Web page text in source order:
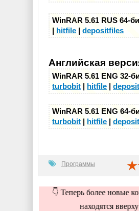
WinRAR 5.61 RUS 64-
| hitfile |depositfiles
Английская
WinRAR 5.61 ENG 32-
turbobit | hitfile |
WinRAR 5.61 ENG 64-
turbobit | hitfile |
Программы
👇 Теперь более новые
находятся